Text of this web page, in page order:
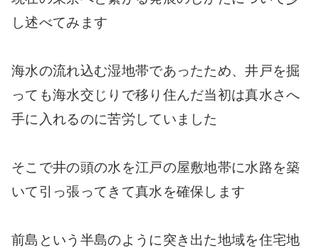
し述べてみます
海水の流れ込む湿地帯であったため、井戸を掘
っても海水交じりで移り住んだ当初は真水さへ
手に入れるのに苦労していました
そこで井の頭の水を江戸の屋敷地帯に水路を築
いて引っ張ってきて真水を確保します
前島という半島のように突き出た地域を住宅地